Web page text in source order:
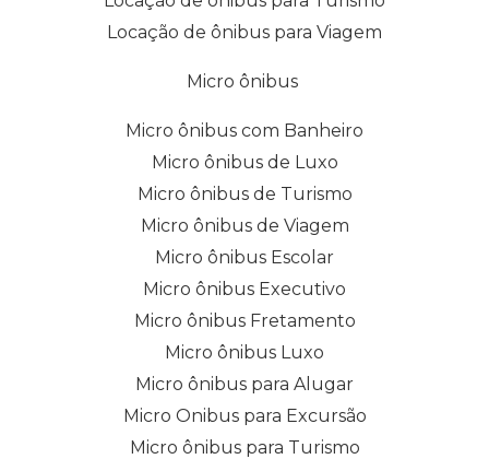
Locação de ônibus para Viagem
Micro ônibus
Micro ônibus com Banheiro
Micro ônibus de Luxo
Micro ônibus de Turismo
Micro ônibus de Viagem
Micro ônibus Escolar
Micro ônibus Executivo
Micro ônibus Fretamento
Micro ônibus Luxo
Micro ônibus para Alugar
Micro Onibus para Excursão
Micro ônibus para Turismo